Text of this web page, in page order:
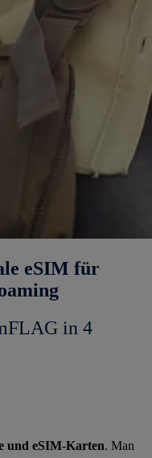
eSIM für
in 4
und eSIM-Karten. Man